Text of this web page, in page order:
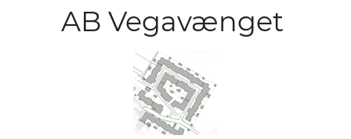
AB Vegavænget